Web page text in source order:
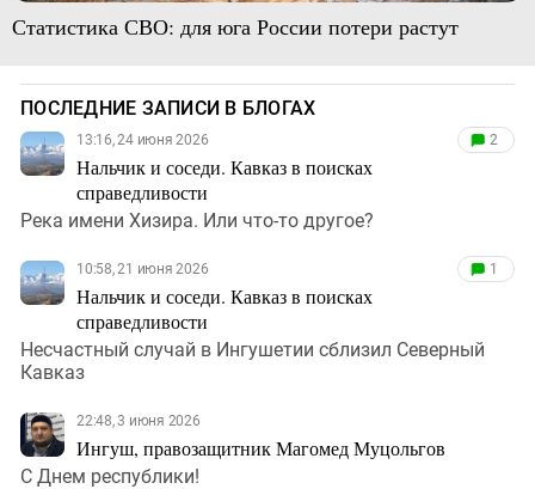
Статистика СВО: для юга России потери растут
ПОСЛЕДНИЕ ЗАПИСИ В БЛОГАХ
13:16, 24 июня 2026
Нальчик и соседи. Кавказ в поисках
справедливости
2
Река имени Хизира. Или что-то другое?
10:58, 21 июня 2026
Нальчик и соседи. Кавказ в поисках
справедливости
1
Несчастный случай в Ингушетии сблизил Северный
Кавказ
22:48, 3 июня 2026
Ингуш, правозащитник Магомед Муцольгов
С Днем республики!